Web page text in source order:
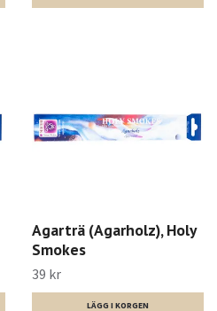
Agarträ (Agarholz), Holy
Smokes
39 kr